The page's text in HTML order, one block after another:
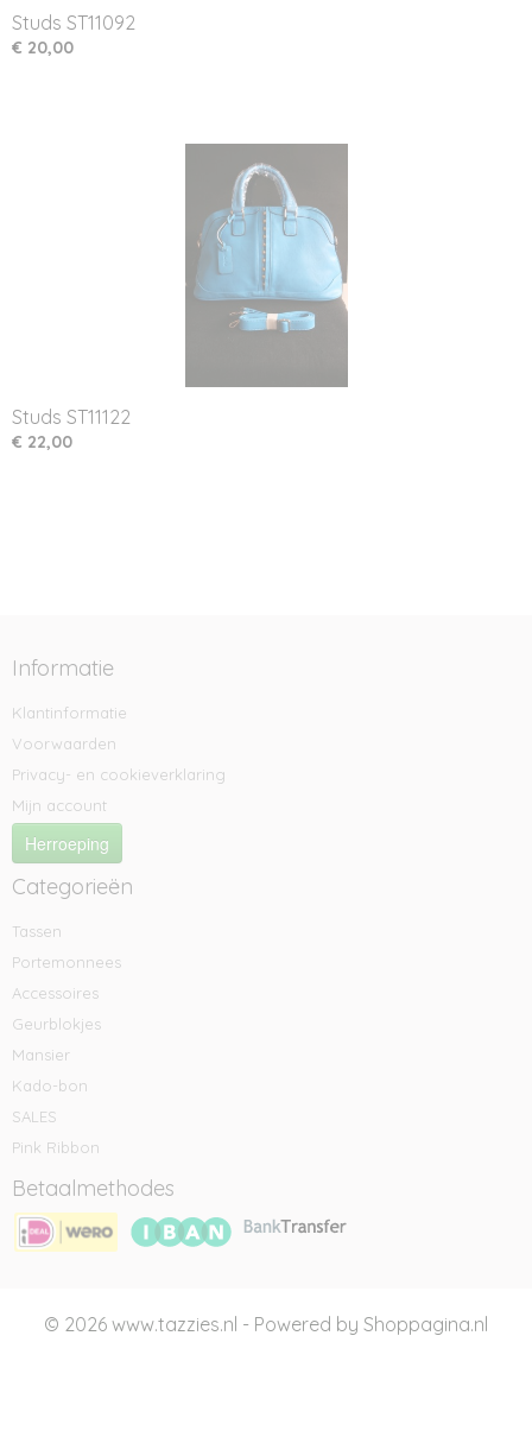
Studs ST11092
€ 20,00
Studs ST11122
€ 22,00
Informatie
Klantinformatie
Voorwaarden
Privacy- en cookieverklaring
Mijn account
Herroeping
Categorieën
Tassen
Portemonnees
Accessoires
Geurblokjes
Mansier
Kado-bon
SALES
Pink Ribbon
Betaalmethodes
© 2026 www.tazzies.nl - Powered by Shoppagina.nl